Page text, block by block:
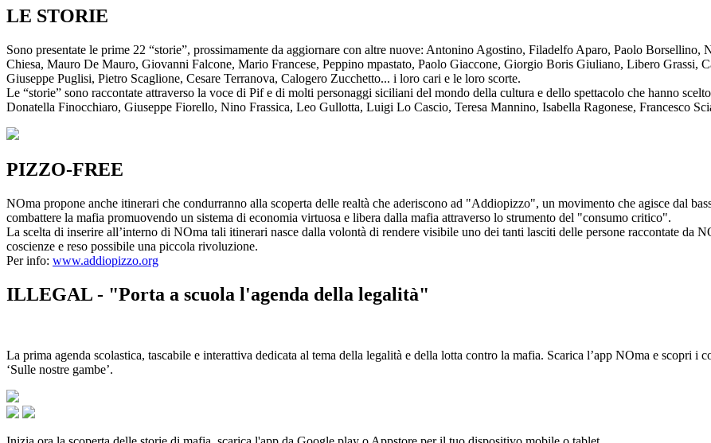
LE STORIE
Sono presentate le prime 22 “storie”, prossimamente da aggiornare con altre nuove: Antonino Agostino, Filadelfo Aparo, Paolo
Chiesa, Mauro De Mauro, Giovanni Falcone, Mario Francese, Peppino mpastato, Paolo Giaccone, Giorgio Boris Giuliano, Libero Grassi,
Giuseppe Puglisi, Pietro Scaglione, Cesare Terranova, Calogero Zucchetto... i loro cari e le loro scorte.
Le “storie” sono raccontate attraverso la voce di Pif e di molti personaggi siciliani del mondo della cultura e dello spettacolo che hanno
Donatella Finocchiaro, Giuseppe Fiorello, Nino Frassica, Leo Gullotta, Luigi Lo Cascio, Teresa Mannino, Isabella Ragonese, Francesco
PIZZO-FREE
NOma propone anche itinerari che condurranno alla scoperta delle realtà che aderiscono ad "Addiopizzo", un movimento che agisce dal
combattere la mafia promuovendo un sistema di economia virtuosa e libera dalla mafia attraverso lo strumento del "consumo critico".
La scelta di inserire all’interno di NOma tali itinerari nasce dalla volontà di rendere visibile uno dei tanti lasciti delle persone raccontate da
coscienze e reso possibile una piccola rivoluzione.
Per info: www.addiopizzo.org
ILLEGAL - "Porta a scuola l'agenda della legalità"
La prima agenda scolastica, tascabile e interattiva dedicata al tema della legalità e della lotta contro la mafia. Scarica l’app NOma e scopri i
‘Sulle nostre gambe’.